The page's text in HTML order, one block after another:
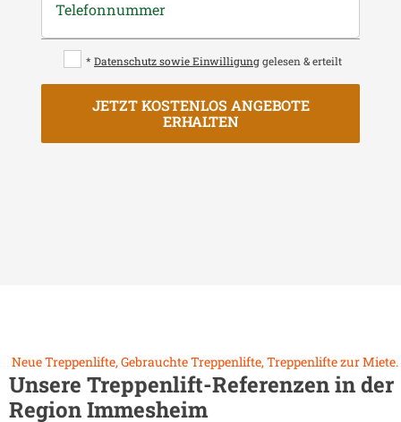
Telefonnummer
* Datenschutz sowie Einwilligung gelesen & erteilt
JETZT KOSTENLOS ANGEBOTE
ERHALTEN
Neue Treppenlifte, Gebrauchte Treppenlifte, Treppenlifte zur Miete.
Unsere Treppenlift-Referenzen in der
RegionImmesheim